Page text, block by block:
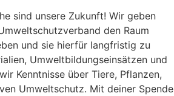
sind unsere Zukunft! Wir geben
den Raum
und sie hierfür langfristig zu
Umweltbildungseinsätzen und
Kenntnisse über Tiere, Pflanzen,
Umweltschutz. Mit deiner Spende